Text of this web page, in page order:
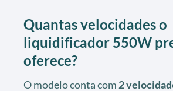
Quantas velocidades o
liquidificador 550W
oferece?
O modelo conta com 2